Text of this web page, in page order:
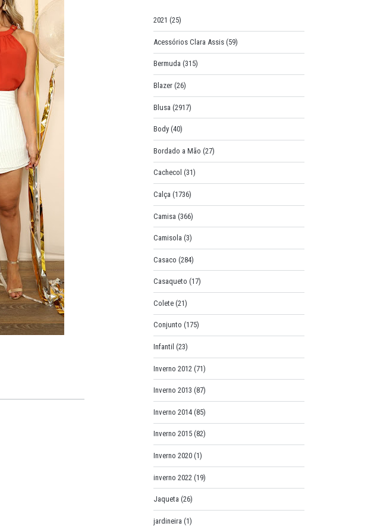
r
:
2021 (25)
Acessórios Clara Assis (59)
Bermuda (315)
Blazer (26)
Blusa (2917)
Body (40)
Bordado a Mão (27)
Cachecol (31)
Calça (1736)
Camisa (366)
Camisola (3)
Casaco (284)
Casaqueto (17)
Colete (21)
Conjunto (175)
Infantil (23)
Inverno 2012 (71)
Inverno 2013 (87)
Inverno 2014 (85)
Inverno 2015 (82)
Inverno 2020 (1)
inverno 2022 (19)
Jaqueta (26)
jardineira (1)